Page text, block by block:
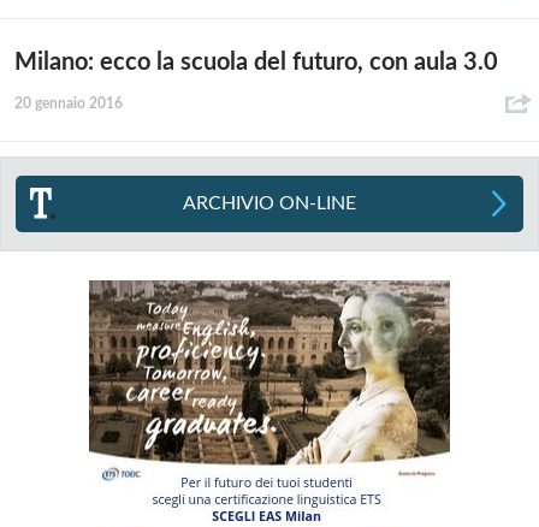
Milano: ecco la scuola del futuro, con aula 3.0
20 gennaio 2016
ARCHIVIO ON-LINE